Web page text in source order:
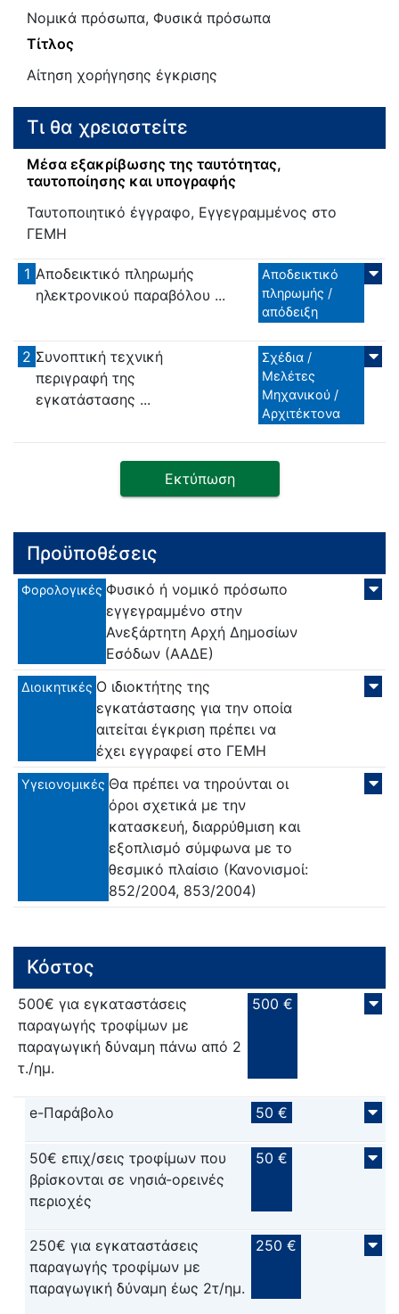
Νομικά πρόσωπα, Φυσικά πρόσωπα
Τίτλος
Αίτηση χορήγησης έγκρισης
Τι θα χρειαστείτε
Μέσα εξακρίβωσης της ταυτότητας,
ταυτοποίησης και υπογραφής
Ταυτοποιητικό έγγραφο, Εγγεγραμμένος στο
ΓΕΜΗ
1 Αποδεικτικό πληρωμής
ηλεκτρονικού παραβόλου ...
Αποδεικτικό
πληρωμής /
απόδειξη
2 Συνοπτική τεχνική
περιγραφή της
εγκατάστασης ...
Σχέδια /
Μελέτες
Μηχανικού /
Αρχιτέκτονα
Εκτύπωση
Προϋποθέσεις
Φορολογικές Φυσικό ή νομικό πρόσωπο
εγγεγραμμένο στην
Ανεξάρτητη Αρχή Δημοσίων
Εσόδων (ΑΑΔΕ)
Διοικητικές Ο ιδιοκτήτης της
εγκατάστασης για την οποία
αιτείται έγκριση πρέπει να
έχει εγγραφεί στο ΓΕΜΗ
Υγειονομικές Θα πρέπει να τηρούνται οι
όροι σχετικά με την
κατασκευή, διαρρύθμιση και
εξοπλισμό σύμφωνα με το
θεσμικό πλαίσιο (Κανονισμοί:
852/2004, 853/2004)
Κόστος
500€ για εγκαταστάσεις
παραγωγής τροφίμων με
παραγωγική δύναμη πάνω από 2
τ./ημ.
500 €
e-Παράβολο 50 €
50€ επιχ/σεις τροφίμων που
βρίσκονται σε νησιά-ορεινές
περιοχές
50 €
250€ για εγκαταστάσεις
παραγωγής τροφίμων με
παραγωγική δύναμη έως 2τ/ημ.
250 €